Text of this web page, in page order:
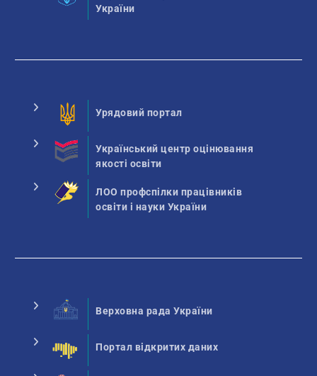
України
Урядовий портал
Український центр оцінювання
якості освіти
ЛОО профспілки працівників
освіти і науки України
Верховна рада України
Портал відкритих даних